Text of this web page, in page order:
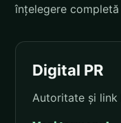
înțelegere
Digital PR
Autoritate și link